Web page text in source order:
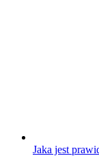
Jaka jest